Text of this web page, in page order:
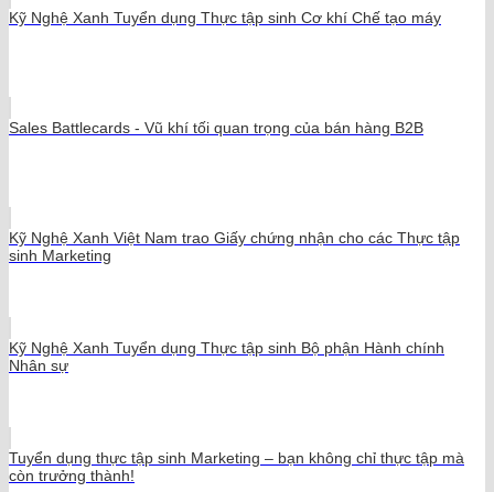
Kỹ Nghệ Xanh Tuyển dụng Thực tập sinh Cơ khí Chế tạo máy
Sales Battlecards - Vũ khí tối quan trọng của bán hàng B2B
Kỹ Nghệ Xanh Việt Nam trao Giấy chứng nhận cho các Thực tập
sinh Marketing
Kỹ Nghệ Xanh Tuyển dụng Thực tập sinh Bộ phận Hành chính
Nhân sự
Tuyển dụng thực tập sinh Marketing – bạn không chỉ thực tập mà
còn trưởng thành!